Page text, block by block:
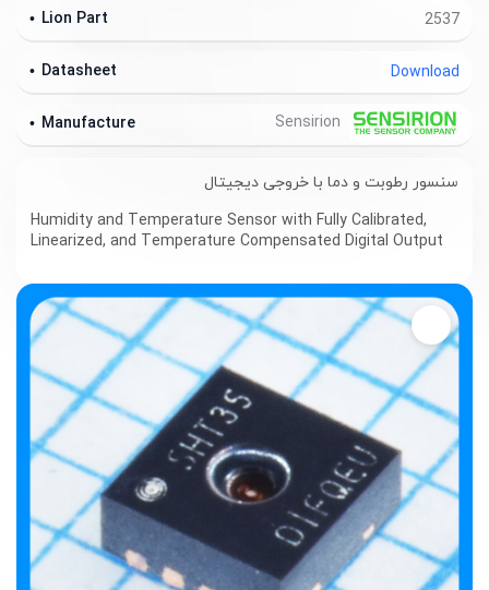
2537
Lion Part
Download
Datasheet
Manufacture
سنسور رطوبت و دما با خروجی دیجیتال
Humidity and Temperature Sensor with Fully Calibrated,
Linearized, and Temperature Compensated Digital Output